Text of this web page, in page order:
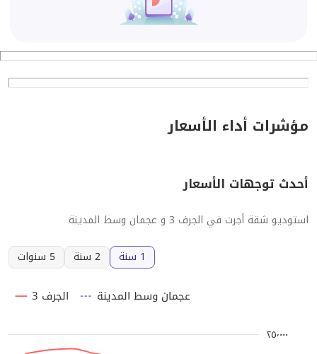
مؤشرات أداء الأسعار
أحدث توجهات الأسعار
استوديو شقة أجرت في الجرف 3 و عجمان وسط المدينة
1 سنة
2 سنة 5 سنوات
٢٥٬٠٠٠
الجرف 3 عجمان وسط المدينة